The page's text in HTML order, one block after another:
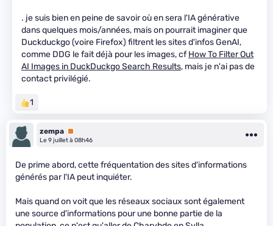
. je suis bien en peine de savoir où en sera l'IA générative
dans quelques mois/années, mais on pourrait imaginer que
Duckduckgo (voire Firefox) filtrent les sites d'infos GenAI,
comme DDG le fait déjà pour les images, cfHow To Filter Out
AI Images in DuckDuckgo Search Results, mais je n'ai pas de
contact privilégié.
1
zempa Premium
Le 9 juillet à 08h46
De prime abord, cette fréquentation des sites d'informations
générés par l'IA peut inquiéter.
Mais quand on voit que les réseaux sociaux sont également
une source d'informations pour une bonne partie de la